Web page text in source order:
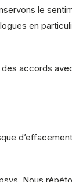
le
en
accords